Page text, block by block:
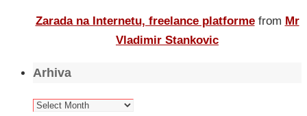
Zarada na Internetu, freelance platforme from Mr
Vladimir Stankovic
Arhiva
Arhiva